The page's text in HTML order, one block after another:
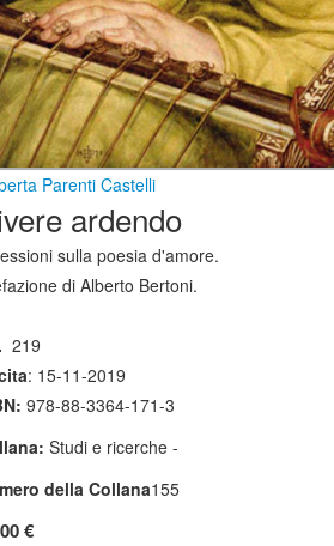
Parenti Castelli
ardendo
sulla poesia d'amore.
di Alberto Bertoni.
219
: 15-11-2019
978-88-3364-171-3
Studi e ricerche -
della Collana155
€